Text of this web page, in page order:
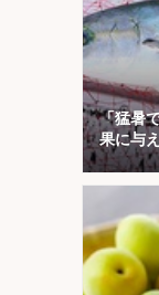
「猛暑
果に与